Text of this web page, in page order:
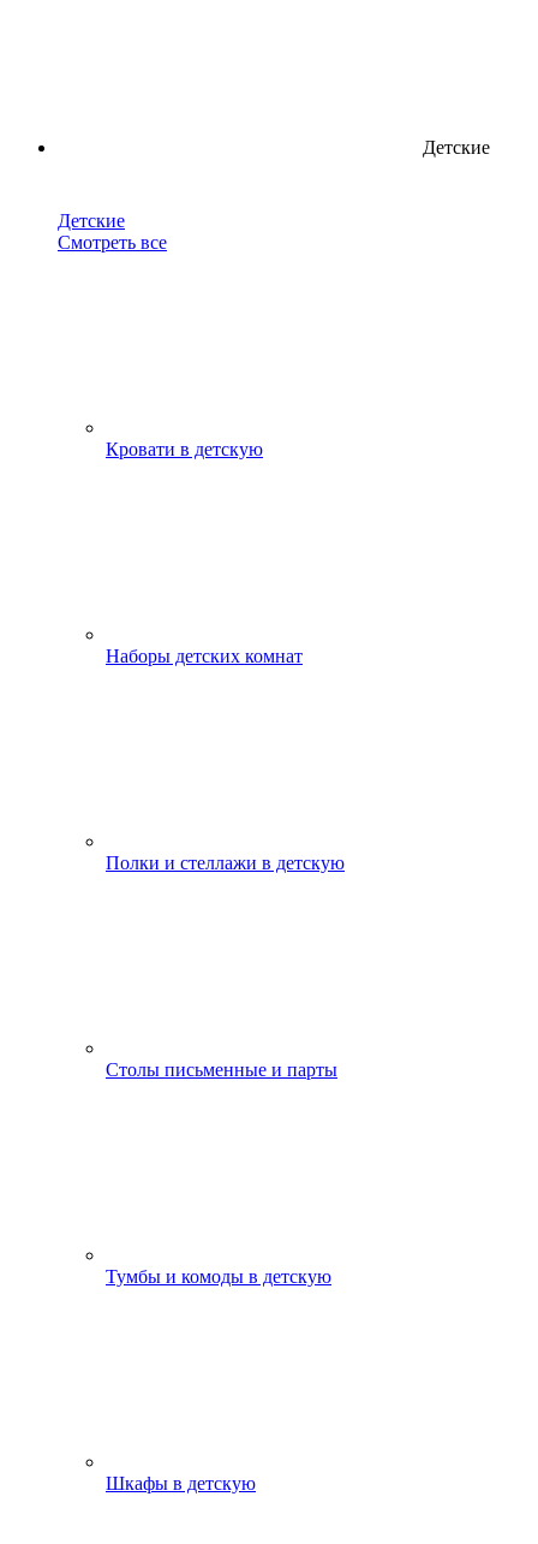
Детские
Детские
Смотреть все
Кровати в детскую
Наборы детских комнат
Полки и стеллажи в детскую
Столы письменные и парты
Тумбы и комоды в детскую
Шкафы в детскую